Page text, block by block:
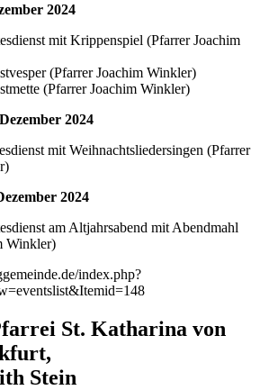
2024
mit Krippenspiel (Pfarrer Joachim
(Pfarrer Joachim Winkler)
(Pfarrer Joachim Winkler)
2024
mit Weihnachtsliedersingen (Pfarrer
2024
am Altjahrsabend mit Abendmahl
Winkler)
index.php?
St. Katharina von
Stein